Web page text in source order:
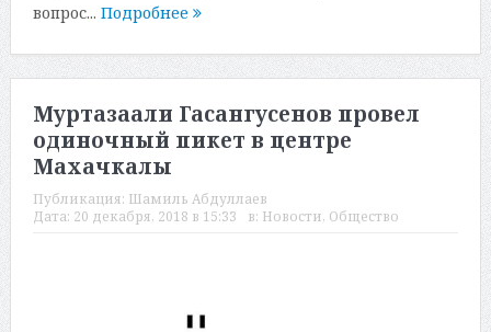
вопрос... Подробнее
Муртазаали Гасангусенов провел
одиночный пикет в центре
Махачкалы
Публикация: Шамиль Абдуллаев
Дата: 20 декабря, 2018 в 15:33 в: Новости, Общество